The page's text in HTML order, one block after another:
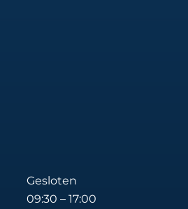
Gesloten
09:30 – 17:00